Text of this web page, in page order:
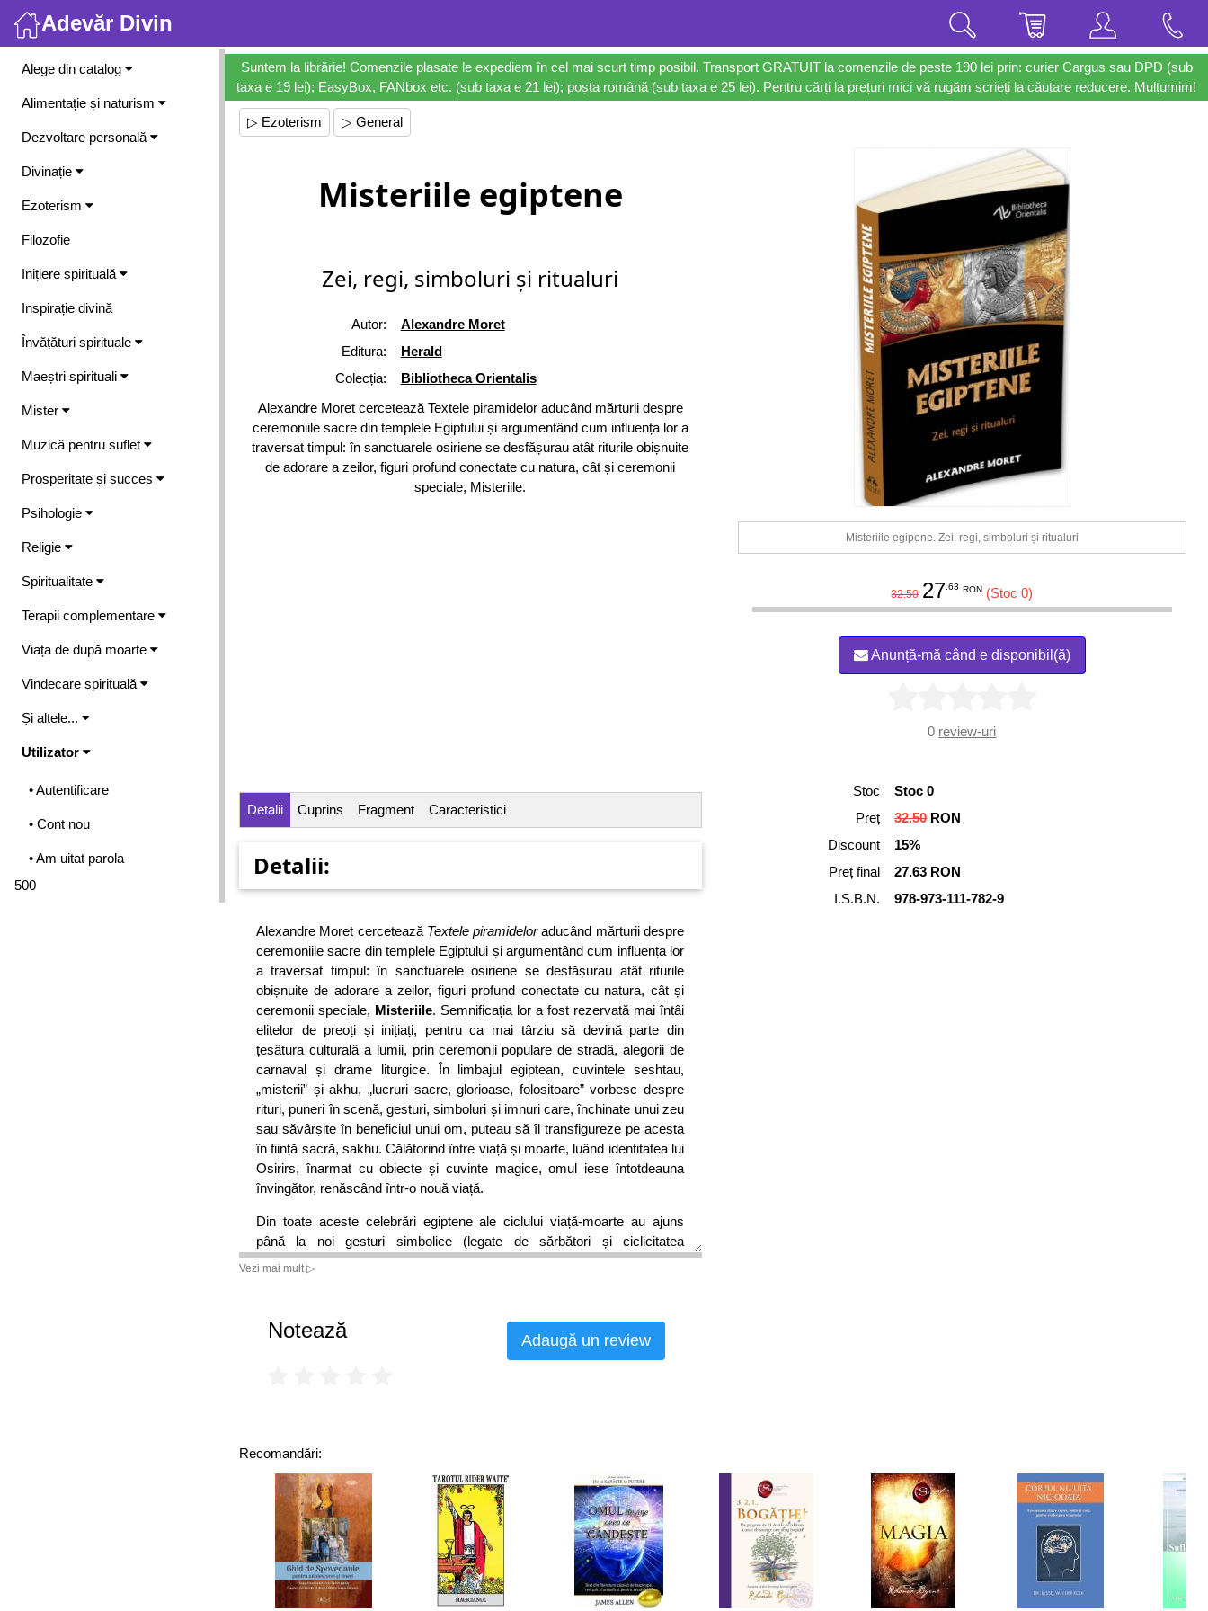
Adevăr Divin
Meniu
Alege din catalog
Alimentație și naturism
Dezvoltare personală
Divinație
Ezoterism
Filozofie
Inițiere spirituală
Inspirație divină
Învățături spirituale
Maeștri spirituali
Mister
Muzică pentru suflet
Prosperitate și succes
Psihologie
Religie
Spiritualitate
Terapii complementare
Viața de după moarte
Vindecare spirituală
Și altele...
Utilizator
• Autentificare
• Cont nou
• Am uitat parola
500
Suntem la librărie! Comenzile plasate le expediem în cel mai scurt timp posibil. Transport GRATUIT la comenzile de peste 190 lei prin: curier Cargus sau DPD (sub
taxa e 19 lei); EasyBox, FANbox etc. (sub taxa e 21 lei); poșta română (sub taxa e 25 lei). Pentru cărți la prețuri mici vă rugăm scrieți la căutare reducere. Mulțumim!
▷ Ezoterism ▷ General
Misteriile egiptene
Zei, regi, simboluri și ritualuri
Autor:
Alexandre Moret
Editura:
Herald
Colecția:
Bibliotheca Orientalis
Alexandre Moret cercetează Textele piramidelor aducând mărturii despre
ceremoniile sacre din templele Egiptului și argumentând cum influența lor a
traversat timpul: în sanctuarele osiriene se desfășurau atât riturile obișnuite
de adorare a zeilor, figuri profund conectate cu natura, cât și ceremonii
speciale, Misteriile.
Misteriile egipene. Zei, regi, simboluri și ritualuri
32.50 27 .63 RON (Stoc 0)
Anunță-mă când e disponibil(ă)
0 review-uri
Detalii Cuprins Fragment Caracteristici
Detalii:
Alexandre Moret cercetează Textele piramideloraducând mărturii despre
ceremoniile sacre din templele Egiptului și argumentând cum influența lor
a traversat timpul: în sanctuarele osiriene se desfășurau atât riturile
obișnuite de adorare a zeilor, figuri profund conectate cu natura, cât și
ceremonii speciale, Misteriile. Semnificația lor a fost rezervată mai întâi
elitelor de preoți și inițiați, pentru ca mai târziu să devină parte din
țesătura culturală a lumii, prin ceremonii populare de stradă, alegorii de
carnaval și drame liturgice. În limbajul egiptean, cuvintele seshtau,
„misterii” și akhu, „lucruri sacre, glorioase, folositoare” vorbesc despre
rituri, puneri în scenă, gesturi, simboluri și imnuri care, închinate unui zeu
sau săvârșite în beneficiul unui om, puteau să îl transfigureze pe acesta
în ființă sacră, sakhu. Călătorind între viață și moarte, luând identitatea lui
Osirirs, înarmat cu obiecte și cuvinte magice, omul iese întotdeauna
învingător, renăscând într-o nouă viață.
Din toate aceste celebrări egiptene ale ciclului viață-moarte au ajuns
până la noi gesturi simbolice (legate de sărbători și ciclicitatea
anotimpurilor), expresii așezate în fondul profund arhaic al culturilor,
timpului, dar după care încă ne conducem viața.
Vezi mai mult ▷
Stoc
Stoc 0
Preț
32.50RON
Discount
15%
Preț final
27.63 RON
I.S.B.N.
978-973-111-782-9
Notează Adaugă un review
Recomandări: